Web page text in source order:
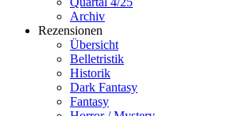
Archiv
Rezensionen
Übersicht
Belletristik
Historik
Dark Fantasy
Fantasy